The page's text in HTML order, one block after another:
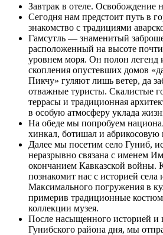
Завтрак в отеле. Освобождение
Сегодня нам предстоит путь в
знакомство с традициями
Гамсутль — знаменитый
расположенный на высоте
уровнем моря. Он полон легенд
скопления опустевших домов
Пикчу» гуляют лишь ветер, да
отважные туристы. Скалистые
террасы и традиционная
в особую атмосферу уклада
На обеде мы попробуем
хинкал, ботишал и абрикосовую
Далее мы посетим село Гуниб,
неразрывно связана с именем
окончанием Кавказской войны.
познакомит нас с историей
Максимального погружения в
примерив традиционные
коллекции музея.
После насыщенного историей и
Гунибского района дня, мы